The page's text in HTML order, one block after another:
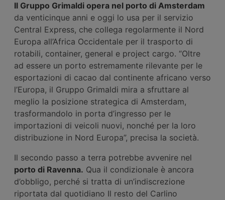
Il Gruppo Grimaldi opera nel porto di Amsterdam
da venticinque anni e oggi lo usa per il servizio
Central Express, che collega regolarmente il Nord
Europa all’Africa Occidentale per il trasporto di
rotabili, container, general e project cargo. “Oltre
ad essere un porto estremamente rilevante per le
esportazioni di cacao dal continente africano verso
l’Europa, il Gruppo Grimaldi mira a sfruttare al
meglio la posizione strategica di Amsterdam,
trasformandolo in porta d’ingresso per le
importazioni di veicoli nuovi, nonché per la loro
distribuzione in Nord Europa”, precisa la società.
Il secondo passo a terra potrebbe avvenire nel
porto di Ravenna. Qua il condizionale è ancora
d’obbligo, perché si tratta di un’indiscrezione
riportata dal quotidiano Il resto del Carlino